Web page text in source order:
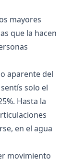
mayores
que la hacen
aparente del
solo el
Hasta la
en el agua
movimiento